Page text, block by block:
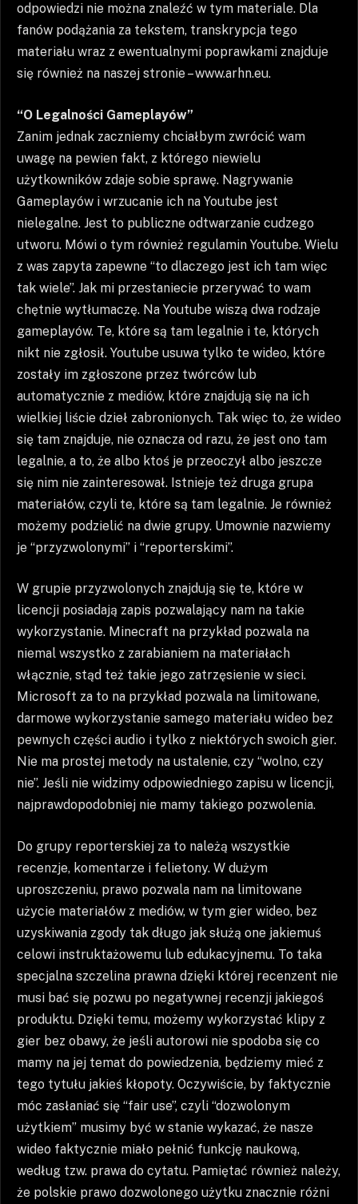
odpowiedzi nie można znaleźć w tym materiale. Dla
fanów podążania za tekstem, transkrypcja tego
materiału wraz z ewentualnymi poprawkami znajduje
się również na naszej stronie – www.arhn.eu.
“O Legalności Gameplayów”
Zanim jednak zaczniemy chciałbym zwrócić wam
uwagę na pewien fakt, z którego niewielu
użytkowników zdaje sobie sprawę. Nagrywanie
Gameplayów i wrzucanie ich na Youtube jest
nielegalne. Jest to publiczne odtwarzanie cudzego
utworu. Mówi o tym również regulamin Youtube. Wielu
z was zapyta zapewne “to dlaczego jest ich tam więc
tak wiele”. Jak mi przestaniecie przerywać to wam
chętnie wytłumaczę. Na Youtube wiszą dwa rodzaje
gameplayów. Te, które są tam legalnie i te, których
nikt nie zgłosił. Youtube usuwa tylko te wideo, które
zostały im zgłoszone przez twórców lub
automatycznie z mediów, które znajdują się na ich
wielkiej liście dzieł zabronionych. Tak więc to, że wideo
się tam znajduje, nie oznacza od razu, że jest ono tam
legalnie, a to, że albo ktoś je przeoczył albo jeszcze
się nim nie zainteresował. Istnieje też druga grupa
materiałów, czyli te, które są tam legalnie. Je również
możemy podzielić na dwie grupy. Umownie nazwiemy
je “przyzwolonymi” i “reporterskimi”.
W grupie przyzwolonych znajdują się te, które w
licencji posiadają zapis pozwalający nam na takie
wykorzystanie. Minecraft na przykład pozwala na
niemal wszystko z zarabianiem na materiałach
włącznie, stąd też takie jego zatrzęsienie w sieci.
Microsoft za to na przykład pozwala na limitowane,
darmowe wykorzystanie samego materiału wideo bez
pewnych części audio i tylko z niektórych swoich gier.
Nie ma prostej metody na ustalenie, czy “wolno, czy
nie”. Jeśli nie widzimy odpowiedniego zapisu w licencji,
najprawdopodobniej nie mamy takiego pozwolenia.
Do grupy reporterskiej za to należą wszystkie
recenzje, komentarze i felietony. W dużym
uproszczeniu, prawo pozwala nam na limitowane
użycie materiałów z mediów, w tym gier wideo, bez
uzyskiwania zgody tak długo jak służą one jakiemuś
celowi instruktażowemu lub edukacyjnemu. To taka
specjalna szczelina prawna dzięki której recenzent nie
musi bać się pozwu po negatywnej recenzji jakiegoś
produktu. Dzięki temu, możemy wykorzystać klipy z
gier bez obawy, że jeśli autorowi nie spodoba się co
mamy na jej temat do powiedzenia, będziemy mieć z
tego tytułu jakieś kłopoty. Oczywiście, by faktycznie
móc zasłaniać się “fair use”, czyli “dozwolonym
użytkiem” musimy być w stanie wykazać, że nasze
wideo faktycznie miało pełnić funkcję naukową,
według tzw. prawa do cytatu. Pamiętać również należy,
że polskie prawo dozwolonego użytku znacznie różni